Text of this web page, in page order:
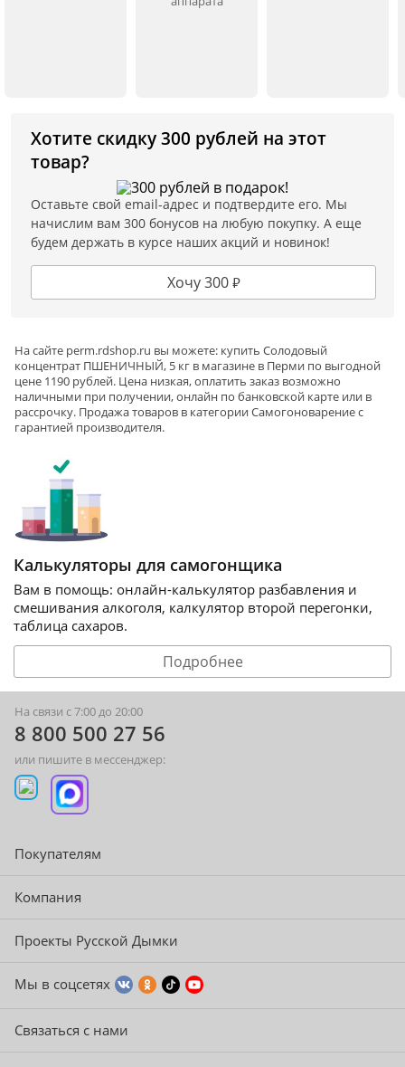
Хотите скидку 300 рублей на этот
товар?
Оставьте свой email-адрес и подтвердите его. Мы
начислим вам 300 бонусов на любую покупку. А еще
будем держать в курсе наших акций и новинок!
Хочу 300 ₽
На сайте perm.rdshop.ru вы можете: купить Солодовый
концентрат ПШЕНИЧНЫЙ, 5 кг в магазине в Перми по выгодной
цене 1190 рублей. Цена низкая, оплатить заказ возможно
наличными при получении, онлайн по банковской карте или в
рассрочку. Продажа товаров в категорииСамогоноварениес
гарантией производителя.
Калькуляторы для самогонщика
Вам в помощь: онлайн-калькулятор разбавления и
смешивания алкоголя, калкулятор второй перегонки,
таблица сахаров.
Подробнее
На связи с 7:00 до 20:00
8 800 500 27 56
или пишите в мессенджер:
Покупателям
Компания
Проекты Русской Дымки
Мы в соцсетях
Связаться с нами